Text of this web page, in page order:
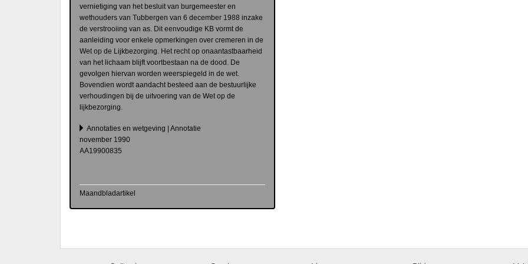
vernietiging van het besluit van burgemeester en
wethouders van Tubbergen van 6 december 1988 inzake
de verstrooiing van as. Dit eenvoudige KB vormt de
aanleiding voor enkele opmerkingen over cremeren in de
Wet op de Lijkbezorging. Het recht op onaantastbaarheid
van het lichaam blijft voortbestaan na de dood. De
gevolgen hiervan worden weerspiegeld in de wet.
Bovendien wordt aandacht besteed aan de bestuurlijke
verhoudingen bij de uitvoering van de Wet op de
lijkbezorging.
Annotaties en wetgeving | Annotatie
november 1990
AA19900835
Maandbladartikel